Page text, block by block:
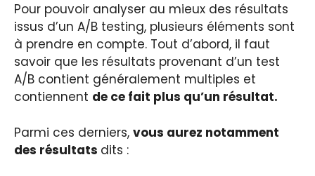
Pour pouvoir analyser au mieux des résultats
issus d’un A/B testing, plusieurs éléments sont
à prendre en compte. Tout d’abord, il faut
savoir que les résultats provenant d’un test
A/B contient généralement multiples et
contiennent de ce fait plus qu’un résultat.
Parmi ces derniers, vous aurez notamment
des résultats dits :